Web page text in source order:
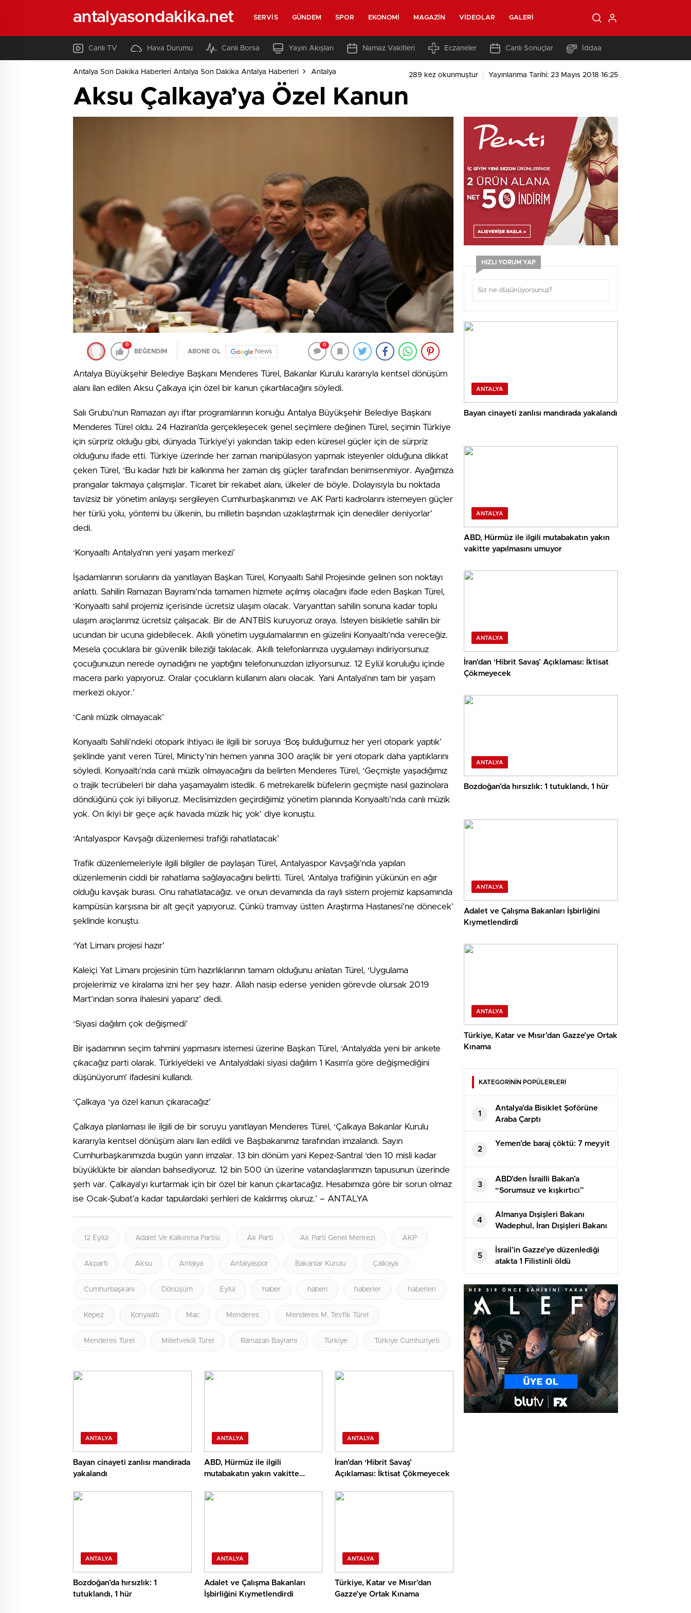
antalyasondakika.net SERVIS GÜNDEM SPOR EKONOMI MAGAZIN VIDEOLAR GALERI
Canlı TV Hava Durumu Canlı Borsa Yayın Akışları Namaz Vakitleri Eczaneler Canlı Sonuçlar İddaa
Antalya Son Dakika Haberleri Antalya Son Dakika Antalya Haberleri Antalya 289 kez okunmuştur Yayınlanma Tarihi: 23 Mayıs 2018 16:25
Aksu Çalkaya’ya Özel Kanun
0
BEĞENDİM ABONE OL News
0
Antalya Büyükşehir Belediye Başkanı Menderes Türel, Bakanlar Kurulu kararıyla kentsel dönüşüm
alanı ilan edilen Aksu Çalkaya için özel bir kanun çıkartılacağını söyledi.
Salı Grubu’nun Ramazan ayı iftar programlarının konuğu Antalya Büyükşehir Belediye Başkanı
Menderes Türel oldu. 24 Haziran’da gerçekleşecek genel seçimlere değinen Türel, seçimin Türkiye
için sürpriz olduğu gibi, dünyada Türkiye’yi yakından takip eden küresel güçler için de sürpriz
olduğunu ifade etti. Türkiye üzerinde her zaman manipülasyon yapmak isteyenler olduğuna dikkat
çeken Türel, ‘Bu kadar hızlı bir kalkınma her zaman dış güçler tarafından benimsenmiyor. Ayağımıza
prangalar takmaya çalışmışlar. Ticaret bir rekabet alanı, ülkeler de böyle. Dolayısıyla bu noktada
tavizsiz bir yönetim anlayışı sergileyen Cumhurbaşkanımızı ve AK Parti kadrolarını istemeyen güçler
her türlü yolu, yöntemi bu ülkenin, bu milletin başından uzaklaştırmak için denediler deniyorlar’
dedi.
‘Konyaaltı Antalya’nın yeni yaşam merkezi’
İşadamlarının sorularını da yanıtlayan Başkan Türel, Konyaaltı Sahil Projesinde gelinen son noktayı
anlattı. Sahilin Ramazan Bayramı’nda tamamen hizmete açılmış olacağını ifade eden Başkan Türel,
‘Konyaaltı sahil projemiz içerisinde ücretsiz ulaşım olacak. Varyanttan sahilin sonuna kadar toplu
ulaşım araçlarımız ücretsiz çalışacak. Bir de ANTBİS kuruyoruz oraya. İsteyen bisikletle sahilin bir
ucundan bir ucuna gidebilecek. Akıllı yönetim uygulamalarının en güzelini Konyaaltı’nda vereceğiz.
Mesela çocuklara bir güvenlik bileziği takılacak. Akıllı telefonlarınıza uygulamayı indiriyorsunuz
çocuğunuzun nerede oynadığını ne yaptığını telefonunuzdan izliyorsunuz. 12 Eylül koruluğu içinde
macera parkı yapıyoruz. Oralar çocukların kullanım alanı olacak. Yani Antalya’nın tam bir yaşam
merkezi oluyor.’
‘Canlı müzik olmayacak’
Konyaaltı Sahili’ndeki otopark ihtiyacı ile ilgili bir soruya ‘Boş bulduğumuz her yeri otopark yaptık’
şeklinde yanıt veren Türel, Minicty’nin hemen yanına 300 araçlık bir yeni otopark daha yaptıklarını
söyledi. Konyaaltı’nda canlı müzik olmayacağını da belirten Menderes Türel, ‘Geçmişte yaşadığımız
o trajik tecrübeleri bir daha yaşamayalım istedik. 6 metrekarelik büfelerin geçmişte nasıl gazinolara
döndüğünü çok iyi biliyoruz. Meclisimizden geçirdiğimiz yönetim planında Konyaaltı’nda canlı müzik
yok. On ikiyi bir geçe açık havada müzik hiç yok’ diye konuştu.
‘Antalyaspor Kavşağı düzenlemesi trafiği rahatlatacak’
Trafik düzenlemeleriyle ilgili bilgiler de paylaşan Türel, Antalyaspor Kavşağı’nda yapılan
düzenlemenin ciddi bir rahatlama sağlayacağını belirtti. Türel, ‘Antalya trafiğinin yükünün en ağır
olduğu kavşak burası. Onu rahatlatacağız. ve onun devamında da raylı sistem projemiz kapsamında
kampüsün karşısına bir alt geçit yapıyoruz. Çünkü tramvay üstten Araştırma Hastanesi’ne dönecek’
şeklinde konuştu.
‘Yat Limanı projesi hazır’
Kaleiçi Yat Limanı projesinin tüm hazırlıklarının tamam olduğunu anlatan Türel, ‘Uygulama
projelerimiz ve kiralama izni her şey hazır. Allah nasip ederse yeniden görevde olursak 2019
Mart’ından sonra ihalesini yaparız’ dedi.
‘Siyasi dağılım çok değişmedi’
Bir işadamının seçim tahmini yapmasını istemesi üzerine Başkan Türel, ‘Antalya’da yeni bir ankete
çıkacağız parti olarak. Türkiye’deki ve Antalya’daki siyasi dağılım 1 Kasım’a göre değişmediğini
düşünüyorum’ ifadesini kullandı.
‘Çalkaya ‘ya özel kanun çıkaracağız’
Çalkaya planlaması ile ilgili de bir soruyu yanıtlayan Menderes Türel, ‘Çalkaya Bakanlar Kurulu
kararıyla kentsel dönüşüm alanı ilan edildi ve Başbakanımız tarafından imzalandı. Sayın
Cumhurbaşkanımızda bugün yarın imzalar. 13 bin dönüm yani Kepez-Santral ‘den 10 misli kadar
büyüklükte bir alandan bahsediyoruz. 12 bin 500 ün üzerine vatandaşlarımızın tapusunun üzerinde
şerh var. Çalkaya’yı kurtarmak için bir özel bir kanun çıkartacağız. Hesabımıza göre bir sorun olmaz
ise Ocak-Şubat’a kadar tapulardaki şerhleri de kaldırmış oluruz.’ – ANTALYA
12 Eylül Adalet Ve Kalkınma Partisi Ak Parti Ak Parti Genel Merkezi AKP
Akparti Aksu Antalya Antalyaspor Bakanlar Kurulu Çalkaya
Cumhurbaşkanı Dönüşüm Eylül haber haberi haberler haberleri
Kepez Konyaaltı Mac Menderes Menderes M. Tevfik Türel
Menderes Türel Milletvekili Türel Ramazan Bayramı Türkiye Türkiye Cumhuriyeti
ANTALYA
Bayan cinayeti zanlısı mandırada
yakalandı
ANTALYA
ABD, Hürmüz ile ilgili
mutabakatın yakın vakitte
ANTALYA
İran’dan ‘Hibrit Savaş’
Açıklaması: İktisat Çökmeyecek
ANTALYA
Bozdoğan’da hırsızlık: 1
tutuklandı, 1 hür
ANTALYA
Adalet ve Çalışma Bakanları
İşbirliğini Kıymetlendirdi
ANTALYA
Türkiye, Katar ve Mısır’dan
Gazze’ye Ortak Kınama
HIZLI YORUM YAP
ANTALYA
Bayan cinayeti zanlısı mandırada yakalandı
ANTALYA
ABD, Hürmüz ile ilgili mutabakatın yakın
vakitte yapılmasını umuyor
ANTALYA
İran’dan ‘Hibrit Savaş’ Açıklaması: İktisat
Çökmeyecek
ANTALYA
Bozdoğan’da hırsızlık: 1 tutuklandı, 1 hür
ANTALYA
Adalet ve Çalışma Bakanları İşbirliğini
Kıymetlendirdi
ANTALYA
Türkiye, Katar ve Mısır’dan Gazze’ye Ortak
Kınama
KATEGORİNİN POPÜLERLERİ
1
Antalya’da Bisiklet Şoförüne
Araba Çarptı
2
Yemen’de baraj çöktü: 7 meyyit
3
ABD’den İsrailli Bakan’a
“Sorumsuz ve kışkırtıcı”
suçlaması! Tıpkı sertlikte
karşılık geldi
4
Almanya Dışişleri Bakanı
Wadephul, İran Dışişleri Bakanı
Erakçi ile telefonda görüştü
5
İsrail’in Gazze’ye düzenlediği
atakta 1 Filistinli öldü